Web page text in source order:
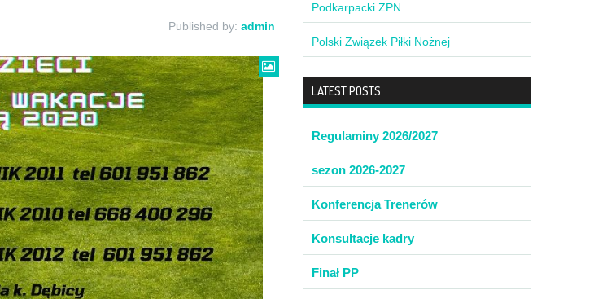
Published by: admin
Podkarpacki ZPN
Polski Związek Piłki Nożnej
LATEST POSTS
Regulaminy 2026/2027
sezon 2026-2027
Konferencja Trenerów
Konsultacje kadry
Finał PP